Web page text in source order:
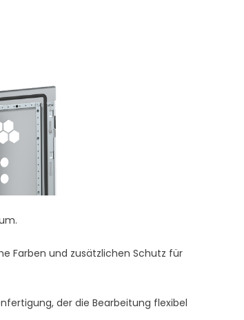
Farben und zusätzlichen Schutz für
der die Bearbeitung flexibel